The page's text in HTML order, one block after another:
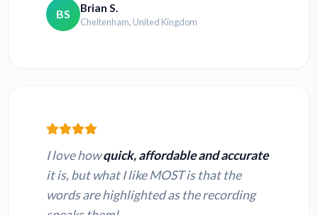
BS Brian S.
Cheltenham, United Kingdom
I love howquick, affordable and accurate
it is, but what I like MOST is that the
words are highlighted as the recording